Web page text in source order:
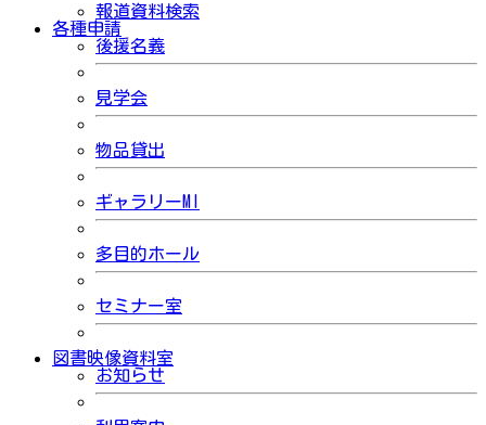
報道資料検索
各種申請
後援名義
見学会
物品貸出
ギャラリーMI
多目的ホール
セミナー室
図書映像資料室
お知らせ